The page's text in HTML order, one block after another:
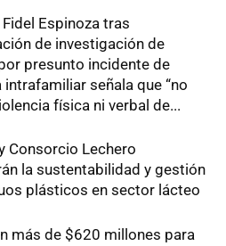
Espinoza tras
de investigación de
presunto incidente de
intrafamiliar señala que “no
física ni verbal de...
Consorcio Lechero
la sustentabilidad y gestión
plásticos en sector lácteo
más de $620 millones para